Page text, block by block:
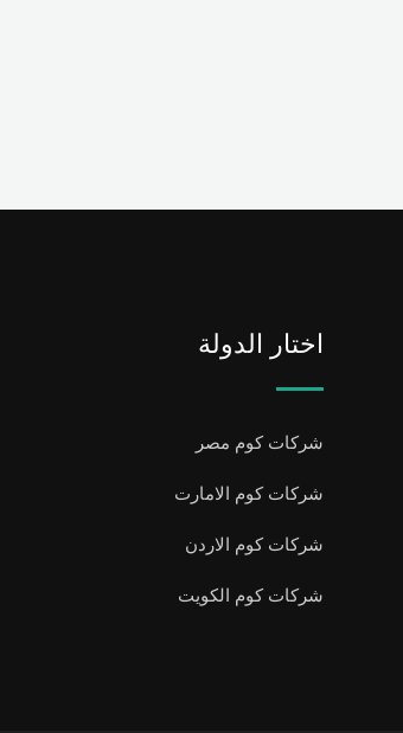
اختار الدولة
شركات كوم مصر
شركات كوم الامارت
شركات كوم الاردن
شركات كوم الكويت